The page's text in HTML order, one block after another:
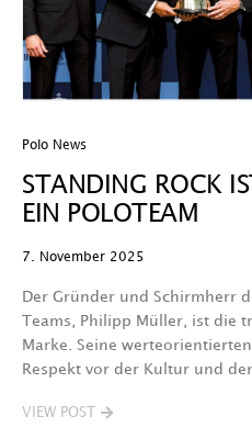
Polo News
STANDING ROCK
EIN POLOTEAM
7. November 2025
Der Gründer und Schirmherr
Teams, Philipp Müller, ist die
Marke. Seine
Respekt vor der Kultur und
VIEW POST